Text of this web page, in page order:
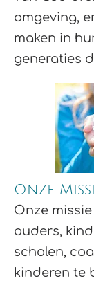
omgeving,
maken in
generaties
Onze
Onze
ouders,
scholen,
kinderen te